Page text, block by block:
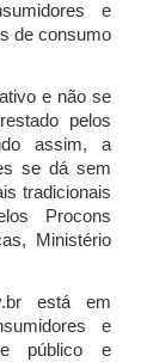
e
de consumo
e não se
pelos
assim, a
se dá sem
tradicionais
Procons
Ministério
está em
e
público e